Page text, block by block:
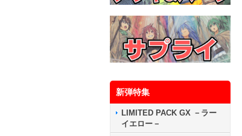
新弾特集
LIMITED PACK GX －ラー
イエロー－